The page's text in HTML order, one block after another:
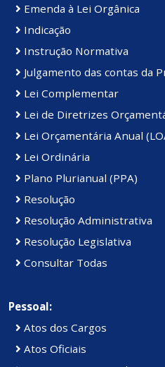
Emenda à Lei Orgânica
Indicação
Instrução Normativa
Julgamento das contas da
Lei Complementar
Lei de Diretrizes
Lei Orçamentária Anual
Lei Ordinária
Plano Plurianual (PPA)
Resolução
Resolução Administrativa
Resolução Legislativa
Consultar Todas
Pessoal:
Atos dos Cargos
Atos Oficiais